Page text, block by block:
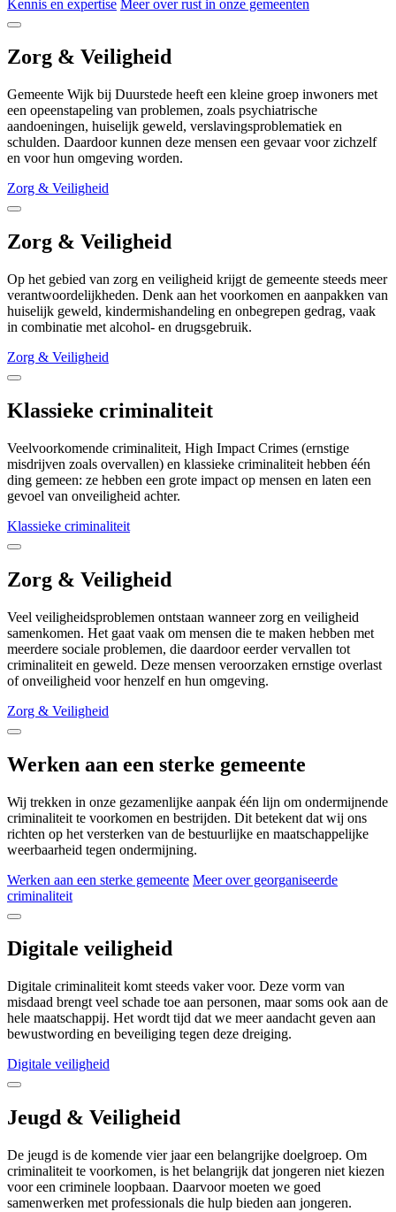
Kennis en expertise Meer over rust in onze gemeenten
Zorg & Veiligheid
Gemeente Wijk bij Duurstede heeft een kleine groep inwoners met
een opeenstapeling van problemen, zoals psychiatrische
aandoeningen, huiselijk geweld, verslavingsproblematiek en
schulden. Daardoor kunnen deze mensen een gevaar voor zichzelf
en voor hun omgeving worden.
Zorg & Veiligheid
Zorg & Veiligheid
Op het gebied van zorg en veiligheid krijgt de gemeente steeds meer
verantwoordelijkheden. Denk aan het voorkomen en aanpakken van
huiselijk geweld, kindermishandeling en onbegrepen gedrag, vaak
in combinatie met alcohol- en drugsgebruik.
Zorg & Veiligheid
Klassieke criminaliteit
Veelvoorkomende criminaliteit, High Impact Crimes (ernstige
misdrijven zoals overvallen) en klassieke criminaliteit hebben één
ding gemeen: ze hebben een grote impact op mensen en laten een
gevoel van onveiligheid achter.
Klassieke criminaliteit
Zorg & Veiligheid
Veel veiligheidsproblemen ontstaan wanneer zorg en veiligheid
samenkomen. Het gaat vaak om mensen die te maken hebben met
meerdere sociale problemen, die daardoor eerder vervallen tot
criminaliteit en geweld. Deze mensen veroorzaken ernstige overlast
of onveiligheid voor henzelf en hun omgeving.
Zorg & Veiligheid
Werken aan een sterke gemeente
Wij trekken in onze gezamenlijke aanpak één lijn om ondermijnende
criminaliteit te voorkomen en bestrijden. Dit betekent dat wij ons
richten op het versterken van de bestuurlijke en maatschappelijke
weerbaarheid tegen ondermijning.
Werken aan een sterke gemeente Meer over georganiseerde
criminaliteit
Digitale veiligheid
Digitale criminaliteit komt steeds vaker voor. Deze vorm van
misdaad brengt veel schade toe aan personen, maar soms ook aan de
hele maatschappij. Het wordt tijd dat we meer aandacht geven aan
bewustwording en beveiliging tegen deze dreiging.
Digitale veiligheid
Jeugd & Veiligheid
De jeugd is de komende vier jaar een belangrijke doelgroep. Om
criminaliteit te voorkomen, is het belangrijk dat jongeren niet kiezen
voor een criminele loopbaan. Daarvoor moeten we goed
samenwerken met professionals die hulp bieden aan jongeren.